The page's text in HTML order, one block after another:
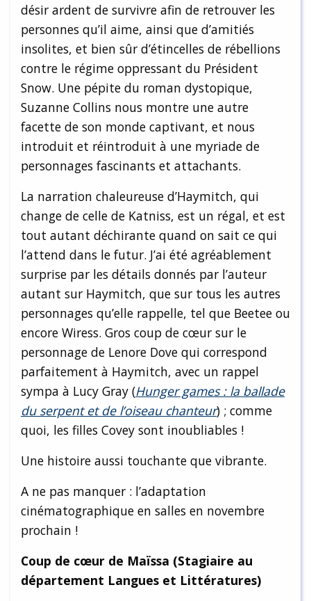
désir ardent de survivre afin de retrouver les
personnes qu’il aime, ainsi que d’amitiés
insolites, et bien sûr d’étincelles de rébellions
contre le régime oppressant du Président
Snow. Une pépite du roman dystopique,
Suzanne Collins nous montre une autre
facette de son monde captivant, et nous
introduit et réintroduit à une myriade de
personnages fascinants et attachants.
La narration chaleureuse d’Haymitch, qui
change de celle de Katniss, est un régal, et est
tout autant déchirante quand on sait ce qui
l’attend dans le futur. J’ai été agréablement
surprise par les détails donnés par l’auteur
autant sur Haymitch, que sur tous les autres
personnages qu’elle rappelle, tel que Beetee ou
encore Wiress. Gros coup de cœur sur le
personnage de Lenore Dove qui correspond
parfaitement à Haymitch, avec un rappel
sympa à Lucy Gray (Hunger games : la ballade
du serpent et de l’oiseau chanteur) ; comme
quoi, les filles Covey sont inoubliables !
Une histoire aussi touchante que vibrante.
A ne pas manquer : l’adaptation
cinématographique en salles en novembre
prochain !
Coup de cœur de Maïssa (Stagiaire au
département Langues et Littératures)